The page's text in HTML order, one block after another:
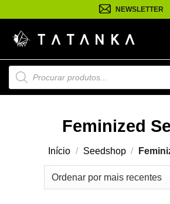
para
conteúdo
NEWSLETTER
Pesquisa
de
produtos
Feminized
Início / Seedshop /